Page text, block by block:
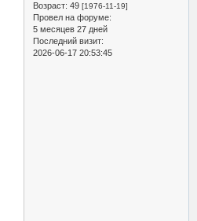
Возраст: 49 [1976-11-19]
Провел на форуме:
5 месяцев 27 дней
Последний визит:
2026-06-17 20:53:45